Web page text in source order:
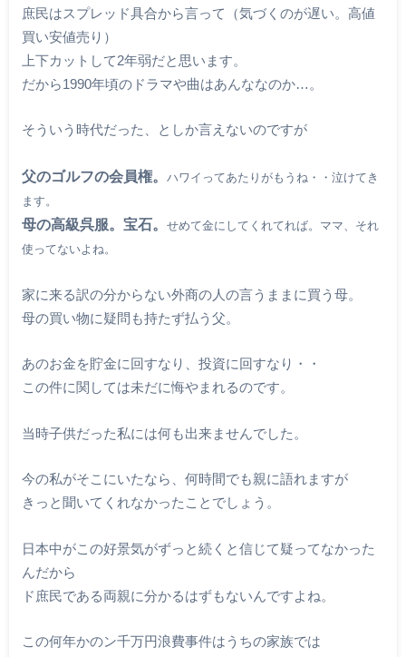
庶民はスプレッド具合から言って（気づくのが遅い。高値
買い安値売り）
上下カットして2年弱だと思います。
だから1990年頃のドラマや曲はあんななのか…。
そういう時代だった、としか言えないのですが
父のゴルフの会員権。 ハワイってあたりがもうね・・泣けてき
ます。
母の高級呉服。宝石。 せめて金にしてくれてれば。ママ、それ
使ってないよね。
家に来る訳の分からない外商の人の言うままに買う母。
母の買い物に疑問も持たず払う父。
あのお金を貯金に回すなり、投資に回すなり・・
この件に関しては未だに悔やまれるのです。
当時子供だった私には何も出来ませんでした。
今の私がそこにいたなら、何時間でも親に語れますが
きっと聞いてくれなかったことでしょう。
日本中がこの好景気がずっと続くと信じて疑ってなかった
んだから
ド庶民である両親に分かるはずもないんですよね。
この何年かのン千万円浪費事件はうちの家族では